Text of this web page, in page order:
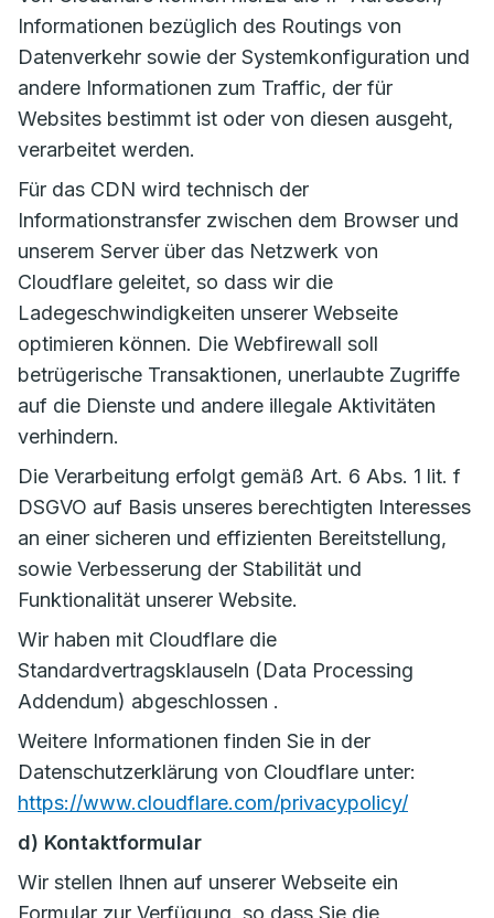
Informationen bezüglich des Routings von
Datenverkehr sowie der Systemkonfiguration und
andere Informationen zum Traffic, der für
Websites bestimmt ist oder von diesen ausgeht,
verarbeitet werden.
Für das CDN wird technisch der
Informationstransfer zwischen dem Browser und
unserem Server über das Netzwerk von
Cloudflare geleitet, so dass wir die
Ladegeschwindigkeiten unserer Webseite
optimieren können. Die Webfirewall soll
betrügerische Transaktionen, unerlaubte Zugriffe
auf die Dienste und andere illegale Aktivitäten
verhindern.
Die Verarbeitung erfolgt gemäß Art. 6 Abs. 1 lit. f
DSGVO auf Basis unseres berechtigten Interesses
an einer sicheren und effizienten Bereitstellung,
sowie Verbesserung der Stabilität und
Funktionalität unserer Website.
Wir haben mit Cloudflare die
Standardvertragsklauseln (Data Processing
Addendum) abgeschlossen .
Weitere Informationen finden Sie in der
Datenschutzerklärung von Cloudflare unter:
https://www.cloudflare.com/privacypolicy/
d) Kontaktformular
Wir stellen Ihnen auf unserer Webseite ein
Formular zur Verfügung, so dass Sie die